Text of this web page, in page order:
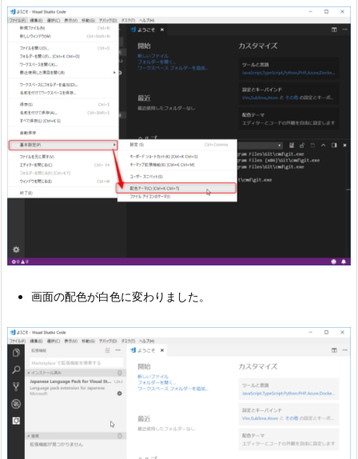
画面の配色が白色に変わりました。